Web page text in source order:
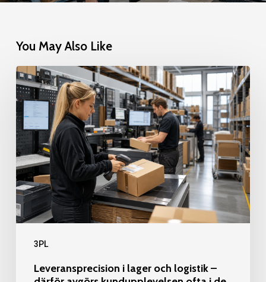
You May Also Like
3PL
Leveransprecision
i
lager
och
logistik
–
därför
avgörs
kundupplevelsen
Leveransprecision i lager och logistik –